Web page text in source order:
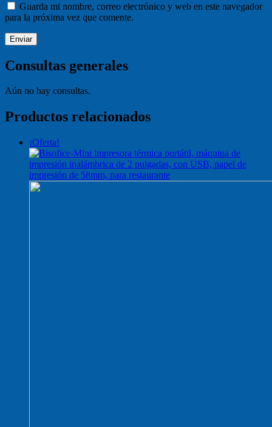
Guarda mi nombre, correo electrónico y web en este navegador
para la próxima vez que comente.
Consultas generales
Aún no hay consultas.
Productos relacionados
¡Oferta!